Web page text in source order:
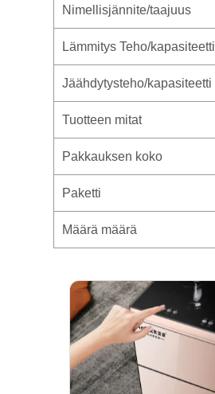
Nimellisjännite/taajuus
Lämmitys Teho/kapasiteetti
Jäähdytysteho/kapasiteetti
Tuotteen mitat
Pakkauksen koko
Paketti
Määrä määrä